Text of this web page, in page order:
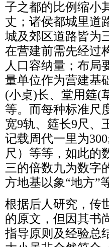
子之都的比例缩小
丈；诸侯都城里道
城及郊区道路皆为
在营建前需先经过
人口容纳量；布局
量单位作为营建基
(小桌)长、堂用筵(
等。而每种标准尺
宽9轨、筵长9尺、
记载周代一里为
尺）等等，如此的
三的倍数九为数字
方地基以象“地方”
根据后人研究，传
的原文，但因其书
指导原则及经验总